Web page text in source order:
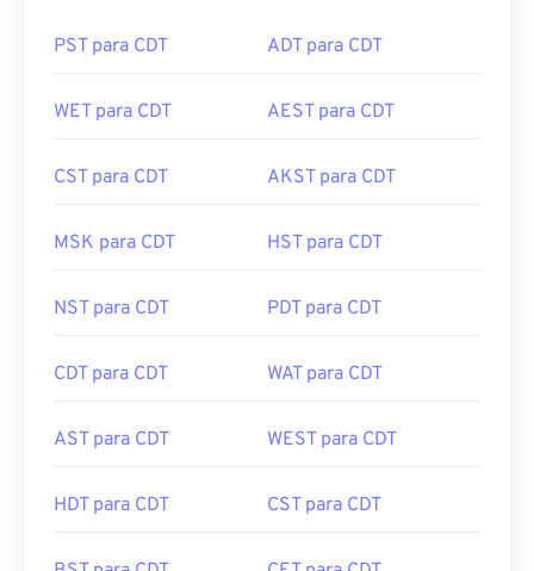
PST para CDT ADT para CDT
WET para CDT AEST para CDT
CST para CDT AKST para CDT
MSK para CDT HST para CDT
NST para CDT PDT para CDT
CDT para CDT WAT para CDT
AST para CDT WEST para CDT
HDT para CDT CST para CDT